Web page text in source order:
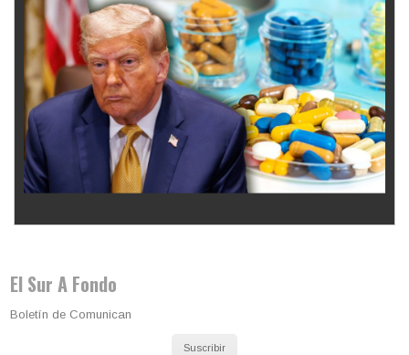
El Sur A Fondo
Boletín de Comunican
Suscribir